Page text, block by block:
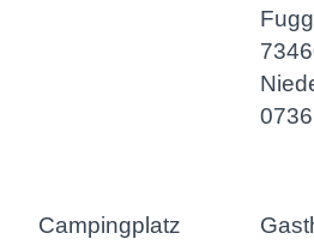
Campingplatz